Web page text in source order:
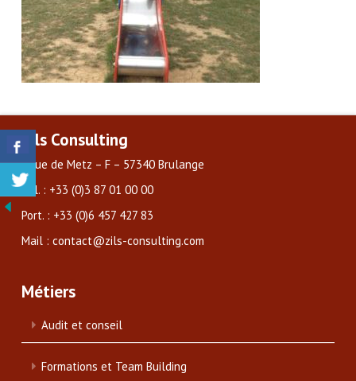
Zils Consulting
3 rue de Metz – F – 57340 Brulange
Tél. : +33 (0)3 87 01 00 00
Port. : +33 (0)6 457 427 83
Mail : contact@zils-consulting.com
Métiers
Audit et conseil
Formations et Team Building